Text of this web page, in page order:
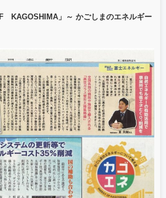
KAGOSHIMA」～ かごしまのエネルギー